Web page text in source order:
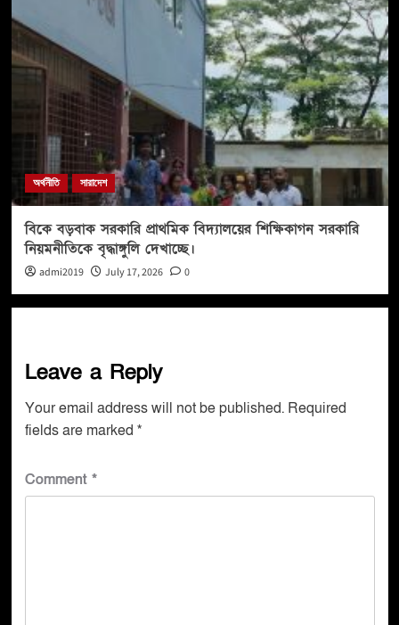
অর্থনীতি সারাদেশ
বিকে বড়বাক সরকারি প্রাথমিক বিদ্যালয়ের শিক্ষিকাগন সরকারি
নিয়মনীতিকে বৃদ্ধাঙ্গুলি দেখাচ্ছে।
admi2019 July 17, 2026 0
Leave a Reply
Your email address will not be published. Required
fields are marked *
Comment *